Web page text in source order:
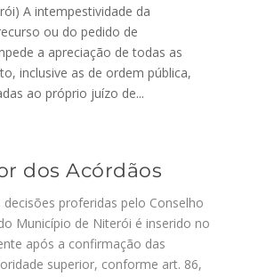
A intempestividade da
ou do pedido de
a apreciação de todas as
inclusive as de ordem pública,
ao próprio juízo de...
dos Acórdãos
proferidas pelo Conselho
Município de Niterói é inserido no
após a confirmação das
superior, conforme art. 86,